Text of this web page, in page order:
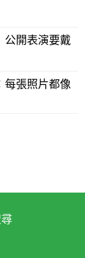
開表演要戴
每張照片都像